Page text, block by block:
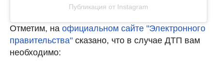
Публикация от Instagram
Отметим, на официальном сайте "Электронного
правительства" сказано, что в случае ДТП вам
необходимо: